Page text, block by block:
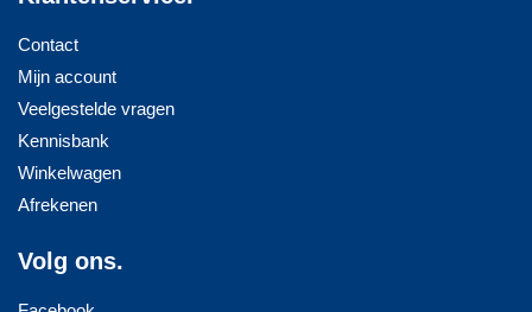
Contact
Mijn account
Veelgestelde vragen
Kennisbank
Winkelwagen
Afrekenen
Volg ons.